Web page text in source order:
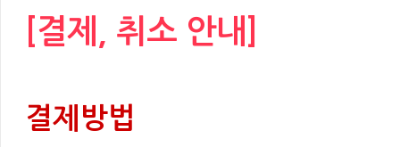
[결제, 취소 안내]
결제방법